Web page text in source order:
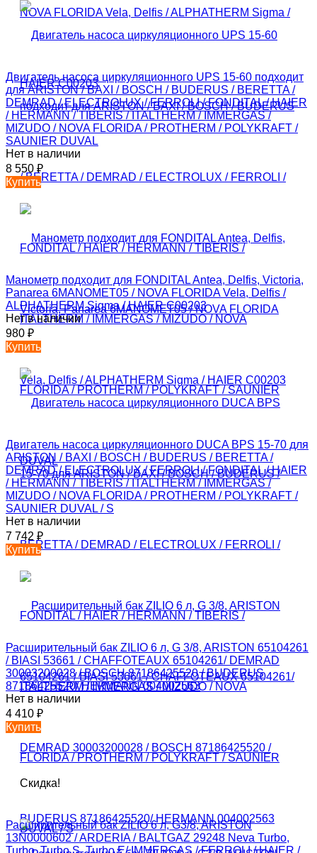
Двигатель насоса циркуляционного UPS 15-60 подходит
для ARISTON / BAXI / BOSCH / BUDERUS / BERETTA /
DEMRAD / ELECTROLUX / FERROLI / FONDITAL / HAIER
/ HERMANN / TIBERIS / ITALTHERM / IMMERGAS /
MIZUDO / NOVA FLORIDA / PROTHERM / POLYKRAFT /
SAUNIER DUVAL
Нет в наличии
8 550 ₽
Купить
Манометр подходит для FONDITAL Antea, Delfis, Victoria,
Panarea 6MANOMET05 / NOVA FLORIDA Vela, Delfis /
ALPHATHERM Sigma / HAIER C00203
Нет в наличии
980 ₽
Купить
Двигатель насоса циркуляционного DUCA BPS 15-70 для
ARISTON / BAXI / BOSCH / BUDERUS / BERETTA /
DEMRAD / ELECTROLUX / FERROLI / FONDITAL / HAIER
/ HERMANN / TIBERIS / ITALTHERM / IMMERGAS /
MIZUDO / NOVA FLORIDA / PROTHERM / POLYKRAFT /
SAUNIER DUVAL / S
Нет в наличии
7 742 ₽
Купить
Расширительный бак ZILIO 6 л, G 3/8, ARISTON 65104261
/ BIASI 53661 / CHAFFOTEAUX 65104261/ DEMRAD
30003200028 / BOSCH 87186425520 / BUDERUS
87186425520/ HERMANN 004002563
Нет в наличии
4 410 ₽
Купить
Скидка!
Расширительный бак ZILIO 6 л, G3/8, ARISTON
13N0000602 / ARDERIA / BALTGAZ 29248 Neva Turbo,
Turbo, Turbo S, Turbo E/ IMMERGAS / FERROLI / HAIER /